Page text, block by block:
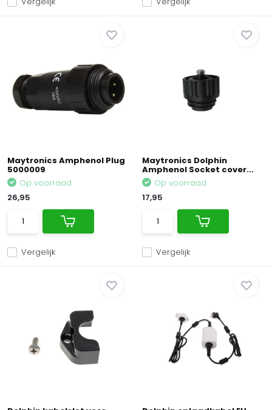
Maytronics Amphenol Plug
5000009
Vergelijk
Op voorraad
26,95
Maytronics Dolphin
Amphenol Socket cover...
Vergelijk
Op voorraad
17,95